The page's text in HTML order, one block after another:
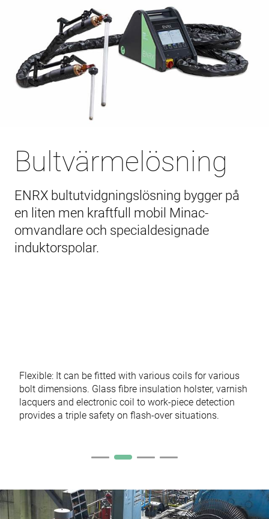
Bultvärmelösning
ENRX bultutvidgningslösning bygger på
en liten men kraftfull mobil Minac-
omvandlare och specialdesignade
induktorspolar.
Flexible: It can be fitted with various coils for various
bolt dimensions. Glass fibre insulation holster, varnish
lacquers and electronic coil to work-piece detection
provides a triple safety on flash-over situations.